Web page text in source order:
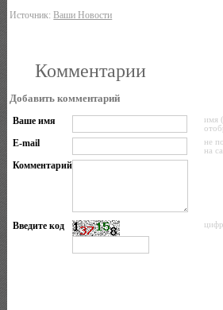
Источник:Ваши Новости
Комментарии
Добавить комментарий
Ваше имя
имя
E-mail
не
на
Комментарий
Введите код